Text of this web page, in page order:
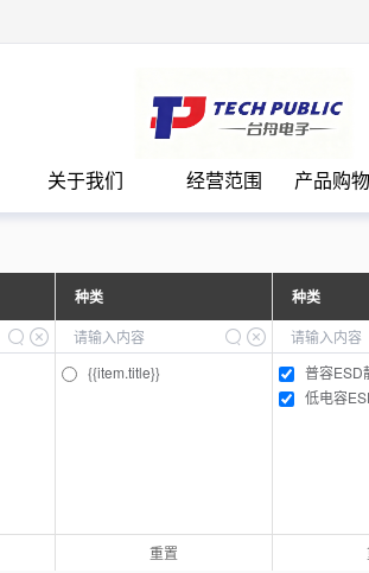
关于我们 经营范围 产品购
种类
{{item.title}}
重置
种类
普容ESD
低电容